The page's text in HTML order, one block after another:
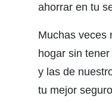
ahorrar en tu
Muchas veces
hogar sin
y las de
tu mejor